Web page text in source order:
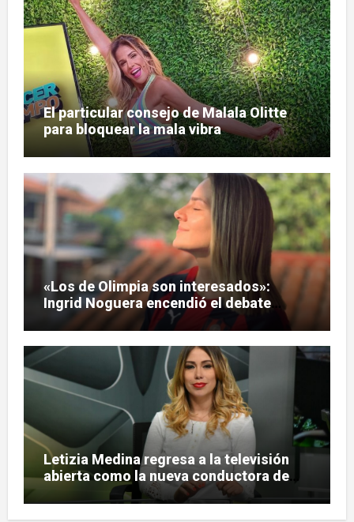
El particular consejo de Malala Olitte
para bloquear la mala vibra
«Los de Olimpia son interesados»:
Ingrid Noguera encendió el debate
sobre las hinchadas
Letizia Medina regresa a la televisión
abierta como la nueva conductora de
«Pulso Urbano»